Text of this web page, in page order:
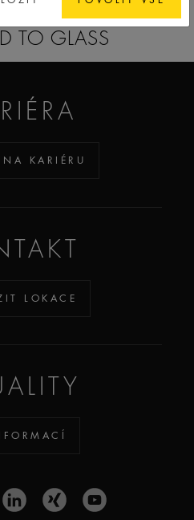
TO GLASS
NA KARIÉRU
LOKACE